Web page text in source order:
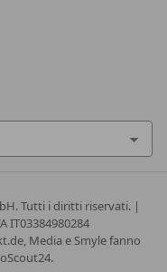
Tutti i diritti riservati. |
IT03384980284
Media e Smyle fanno